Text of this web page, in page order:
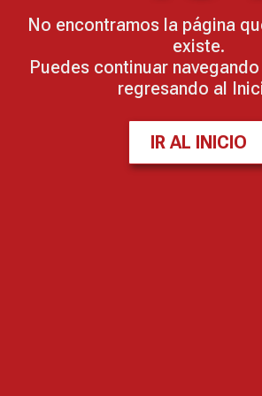
No encontramos la página
existe.
Puedes continuar
regresando al
IR AL INICIO